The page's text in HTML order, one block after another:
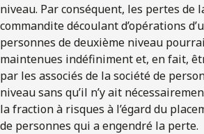
niveau. Par conséquent, les pertes de
commandite découlant d’opérations
personnes de deuxième niveau
maintenues indéfiniment et, en fait,
par les associés de la société de
niveau sans qu’il n’y ait
la fraction à risques à l’égard du
de personnes qui a engendré la perte.